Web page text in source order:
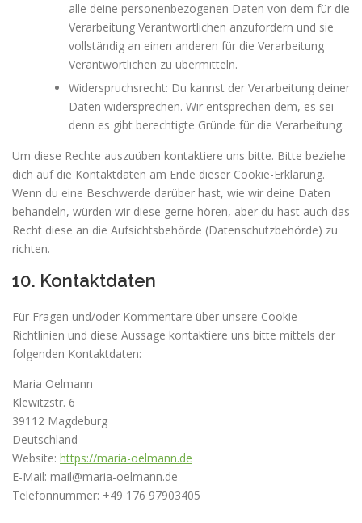
alle deine personenbezogenen Daten von dem für die
Verarbeitung Verantwortlichen anzufordern und sie
vollständig an einen anderen für die Verarbeitung
Verantwortlichen zu übermitteln.
Widerspruchsrecht: Du kannst der Verarbeitung deiner
Daten widersprechen. Wir entsprechen dem, es sei
denn es gibt berechtigte Gründe für die Verarbeitung.
Um diese Rechte auszuüben kontaktiere uns bitte. Bitte beziehe
dich auf die Kontaktdaten am Ende dieser Cookie-Erklärung.
Wenn du eine Beschwerde darüber hast, wie wir deine Daten
behandeln, würden wir diese gerne hören, aber du hast auch das
Recht diese an die Aufsichtsbehörde (Datenschutzbehörde) zu
richten.
10. Kontaktdaten
Für Fragen und/oder Kommentare über unsere Cookie-
Richtlinien und diese Aussage kontaktiere uns bitte mittels der
folgenden Kontaktdaten:
Maria Oelmann
Klewitzstr. 6
39112 Magdeburg
Deutschland
Website: https://maria-oelmann.de
E-Mail: mail@maria-oelmann.de
Telefonnummer: +49 176 97903405